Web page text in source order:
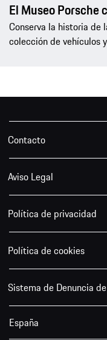
El Museo Porsche
Conserva la historia de
colección de vehículos
Contacto
Aviso Legal
Política de privacidad
Política de cookies
Sistema de Denuncia
España